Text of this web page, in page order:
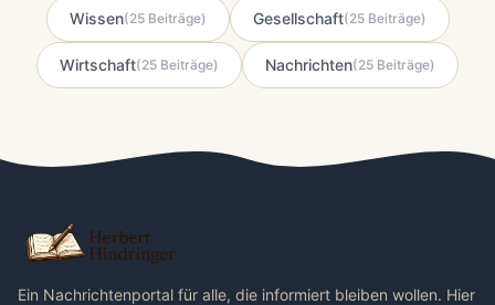
Wissen(25 Beiträge) Gesellschaft(25 Beiträge)
Wirtschaft(25 Beiträge) Nachrichten(25 Beiträge)
Ein Nachrichtenportal für alle, die informiert bleiben wollen. Hier